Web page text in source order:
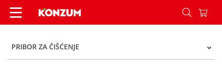
Dax Nitril rukavice veličina M 100/1 - Konzum
PRIBOR ZA ČIŠĆENJE